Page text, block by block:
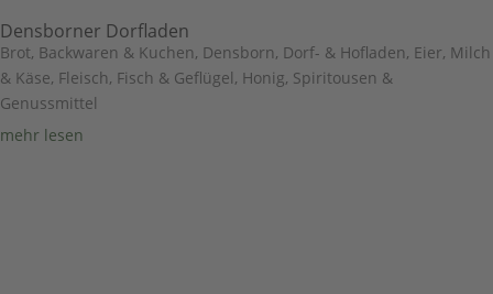
Densborner Dorfladen
Brot, Backwaren & Kuchen, Densborn, Dorf- & Hofladen, Eier, Milch
& Käse, Fleisch, Fisch & Geflügel, Honig, Spiritousen &
Genussmittel
mehr lesen